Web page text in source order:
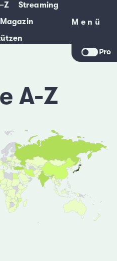
Streaming
Magazin
Menü
Menü
Pro
A-Z